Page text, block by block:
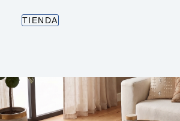
TIENDA